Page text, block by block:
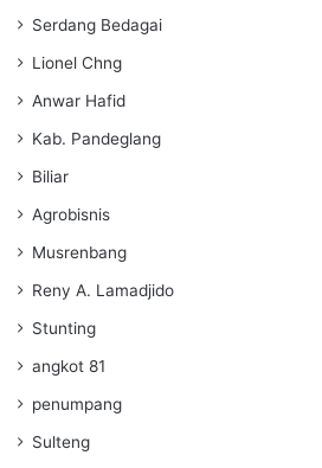
Serdang Bedagai
Lionel Chng
Anwar Hafid
Kab. Pandeglang
Biliar
Agrobisnis
Musrenbang
Reny A. Lamadjido
Stunting
angkot 81
penumpang
Sulteng